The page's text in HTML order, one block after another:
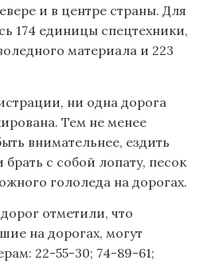
и в центре страны. Для
174 единицы спецтехники,
материала и 223
ни одна дорога
Тем не менее
внимательнее, ездить
с собой лопату, песок
гололеда на дорогах.
отметили, что
на дорогах, могут
22-55-30; 74-89-61;